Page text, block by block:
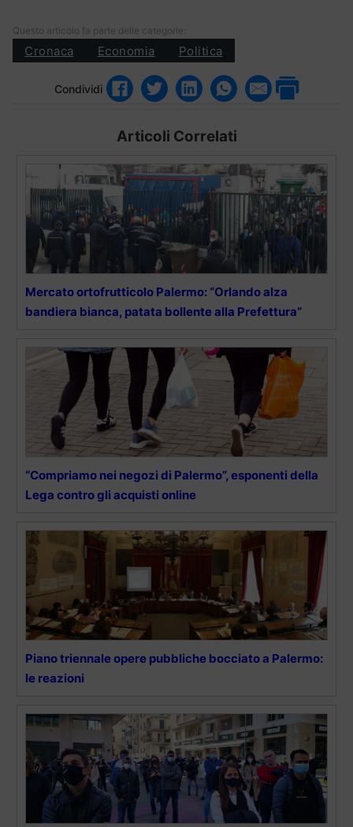
Questo articolo fa parte delle categorie:
Cronaca Economia Politica
Condividi
Articoli Correlati
Mercato ortofrutticolo Palermo: “Orlando alza
bandiera bianca, patata bollente alla Prefettura”
“Compriamo nei negozi di Palermo”, esponenti della
Lega contro gli acquisti online
Piano triennale opere pubbliche bocciato a Palermo:
le reazioni